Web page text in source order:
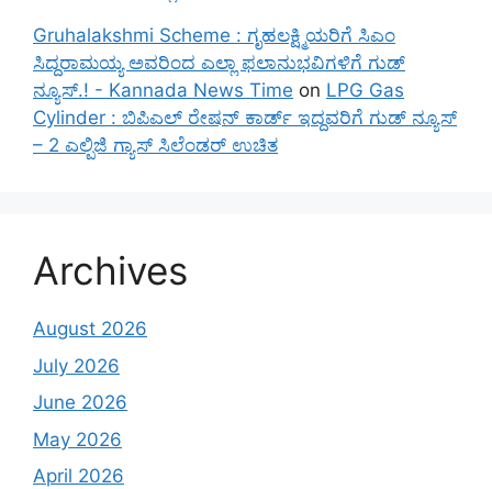
Gruhalakshmi Scheme : ಗೃಹಲಕ್ಷ್ಮಿಯರಿಗೆ ಸಿಎಂ
ಸಿದ್ದರಾಮಯ್ಯ ಅವರಿಂದ ಎಲ್ಲಾ ಫಲಾನುಭವಿಗಳಿಗೆ ಗುಡ್
ನ್ಯೂಸ್.! - Kannada News Time on LPG Gas
Cylinder : ಬಿಪಿಎಲ್ ರೇಷನ್ ಕಾರ್ಡ್ ಇದ್ದವರಿಗೆ ಗುಡ್ ನ್ಯೂಸ್
– 2 ಎಲ್ಪಿಜಿ ಗ್ಯಾಸ್ ಸಿಲೆಂಡರ್ ಉಚಿತ
Archives
August 2026
July 2026
June 2026
May 2026
April 2026